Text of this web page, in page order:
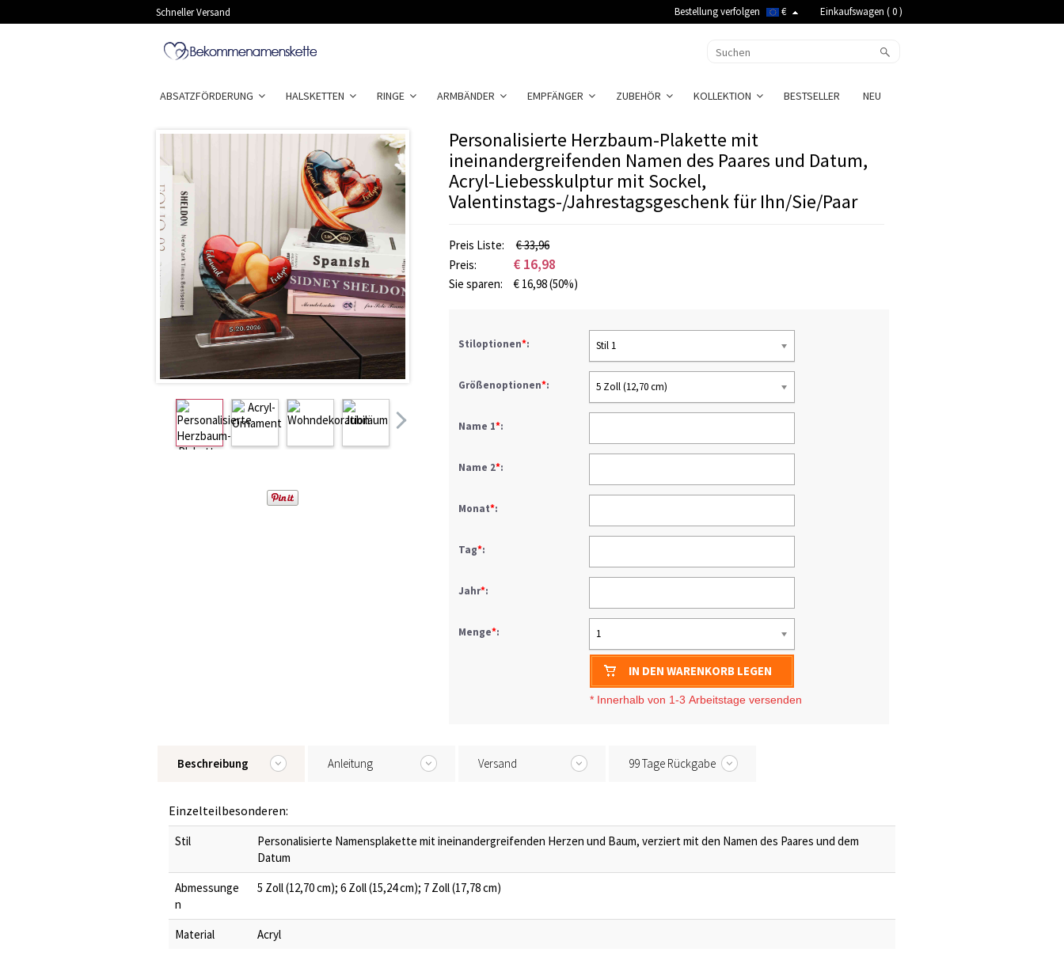
Schneller Versand Bestellung verfolgen € Einkaufswagen (0)
ABSATZFÖRDERUNG HALSKETTEN RINGE ARMBÄNDER EMPFÄNGER ZUBEHÖR KOLLEKTION BESTSELLER NEU
Personalisierte Herzbaum-Plakette mit
ineinandergreifenden Namen des Paares und Datum,
Acryl-Liebesskulptur mit Sockel,
Valentinstags-/Jahrestagsgeschenk für Ihn/Sie/Paar
Preis Liste:
€ 33,96
Preis:
€ 16,98
Sie sparen: € 16,98(50%)
Stiloptionen*: Stil 1
Größenoptionen*: 5 Zoll (12,70 cm)
Name 1*:
Name 2*:
Monat*:
Tag*:
Jahr*:
Menge*: 1
IN DEN WARENKORB LEGEN
* Innerhalb von 1-3 Arbeitstage versenden
Beschreibung Anleitung Versand 99 Tage Rückgabe
Einzelteilbesonderen:
Stil
Personalisierte Namensplakette mit ineinandergreifenden Herzen und Baum, verziert mit den Namen des Paares und dem
Datum
Abmessunge
n
5 Zoll (12,70 cm); 6 Zoll (15,24 cm); 7 Zoll (17,78 cm)
Material Acryl